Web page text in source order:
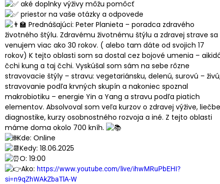
aké doplnky výživy môžu pomôcť
priestor na vaše otázky a odpovede
Prednášajúci: Peter Planieta – poradca zdravého
životného štýlu. Zdravému životnému štýlu a zdravej strave sa
venujem viac ako 30 rokov. ( alebo tam dáte od svojich 17
rokov) K tejto oblasti som sa dostal cez bojové umenia –
čchi kung a taj čchi. Vyskúšal som sám na sebe rôzne
stravovacie štýly – stravu: vegetariánsku, delenú, surovú –
stravovanie podľa krvných skupín a nakoniec spoznal
makrobiotiku – energie Yin a Yang a stravu podľa piatich
elementov. Absolvoval som veľa kurzov o zdravej výžive,
diagnostike, kurzy osobnostného rozvoja a iné. Z tejto oblasti
máme doma okolo 700 kníh.
Kde: Online
Kedy: 18.06.2025
O: 19:00
Ako: https://www.youtube.com/live/ihwMRuPbEHI?
si=n9qZhWAkZbaTlA-W